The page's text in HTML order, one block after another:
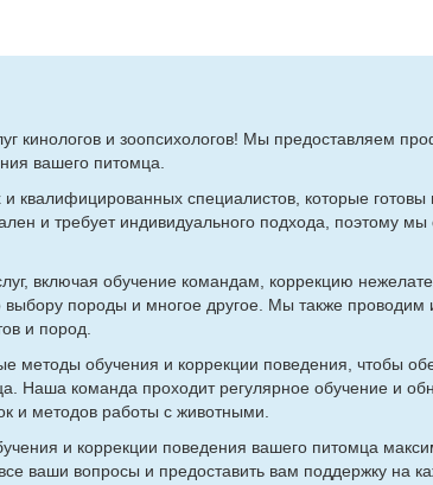
ки­но­ло­гов и зоо­пси­хо­ло­гов! Мы предо­став­ля­ем
ва­ше­го пи­том­ца.
ква­ли­фи­ци­ро­ван­ных спе­ци­а­ли­стов, ко­то­рые
и тре­бу­ет ин­ди­ви­ду­аль­но­го под­хо­да, по­это­му
вклю­чая обу­че­ние ко­ман­дам, кор­рек­цию
по­ро­ды и мно­гое дру­гое. Мы так­же про­во­дим
и по­род.
ме­то­ды обу­че­ния и кор­рек­ции по­ве­де­ния, чтобы
На­ша ко­ман­да про­хо­дит ре­гу­ляр­ное обу­че­ние и
и ме­то­дов ра­бо­ты с жи­вот­ны­ми.
и кор­рек­ции по­ве­де­ния ва­ше­го пи­том­ца
ва­ши во­про­сы и предо­ста­вить вам под­держ­ку на